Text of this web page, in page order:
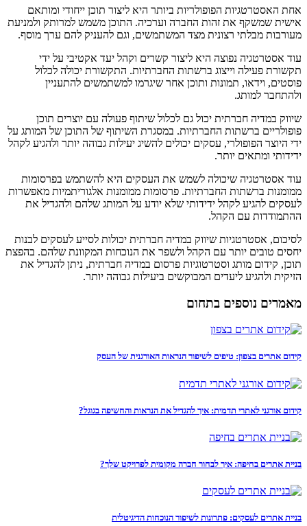
אחת האסטרטגיות הפופולריות ביותר היא ליצור תוכן ייחודי ומותאם
אישית שמשקף את זהות החברה וערכיה. התוכן משמש למרותק ולמניעת
מעורבות מבלתי רצונית מצד המשתמשים, וגם להעניק להם ערך מוסף.
עוד אסטרטגיה נפוצה היא ליצור קשרים וקהל יעד אקטיבי על ידי
תקשורת פעילה וייצוג ברשתות החברתיות. התקשורת יכולה לכלול
פוסטים, וידאו, תמונות ותוכן אחר שיגרמו למשתמשים להתעניין
ולהתחבר למותג.
שיווק במדיה חברתית יכול גם לכלול שיתוף פעולה עם יוצרים תוכן
פופולריים ברשתות החברתיות. במסגרת השיתוף של התוכן של המותג על
ידי היוצר הפופולרי, עסקים יכולים להשיג יעילות גבוהה יותר ולהגיע לקהל
ידידותי ומתאים יותר.
עוד אסטרטגיה שיכולה לשמש את העסקים היא להשתמש בפרסומות
ממומנות ברשתות החברתיות. פרסומות ממומנות אלגוריתמיות מאפשרות
לעסקים להגיע לקהל ידידותי שלא יודע על המותג שלהם ולהגדיל את
ההתמודדות עם הקהל.
לסיכום, אסטרטגיות שיווק במדיה חברתית יכולות לסייע לעסקים לבנות
יחסים טובים יותר עם הקהל ולשפר את הנוכחות המקוונת שלהם. בהפצת
תוכן, קידום מותג וסטרטוגיות פרסום במדיה חברתית, ניתן להגדיל את
הזיקית ולהגיע ליעדים המבוקשים ביעילות גבוהה יותר.
מאמרים נוספים בתחום
קידום אתרים בצפון: טיפים לשיפור הנראות האורגנית של העסק
קידום אורגני לאתרי תדמית: איך להגדיל את הנראות והחשיפה בגוגל?
בניית אתרים בחיפה: איך לבחור חברה מקומית לפרויקט שלך?
בניית אתרים לעסקים: פתרונות לשיפור הנוכחות הדיגיטלית